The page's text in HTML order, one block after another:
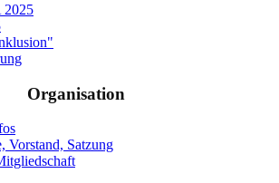
2025
Organisation
Vorstand, Satzung